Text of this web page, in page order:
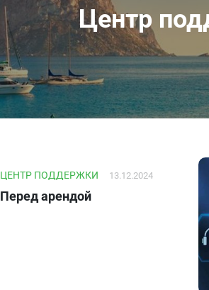
Центр
ЦЕНТР ПОДДЕРЖКИ 13.12.2024
Перед арендой